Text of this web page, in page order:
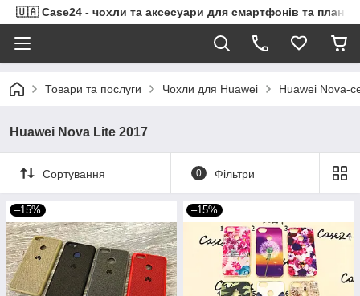
🇺🇦 Case24 - чохли та аксесуари для смартфонів та
Товари та послуги Чохли для Huawei Huawei Nova-
Huawei Nova Lite 2017
Сортування 0 Фільтри
–15% –15%